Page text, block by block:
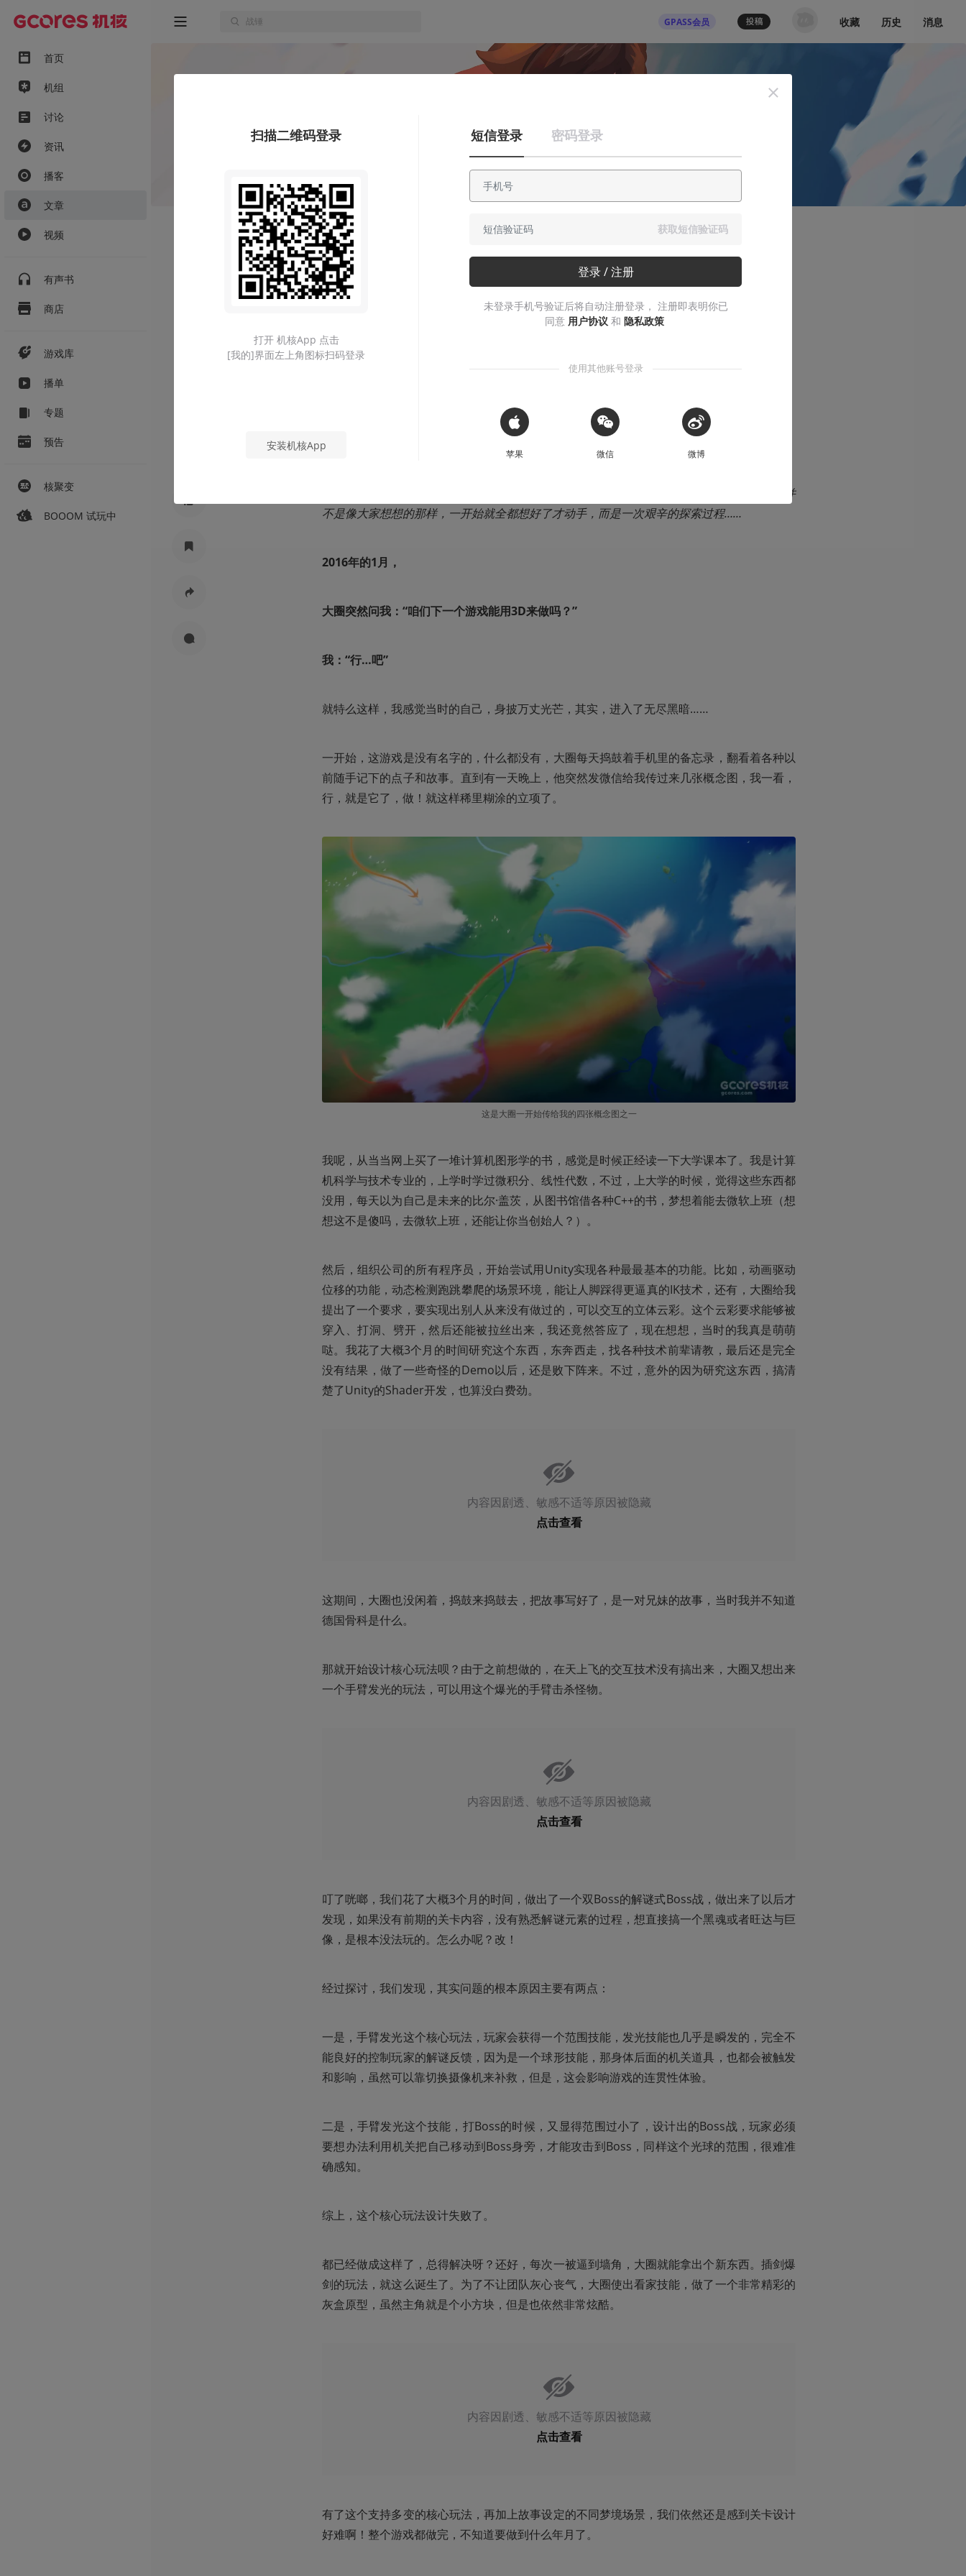
首页
机组
讨论
资讯
播客
文章
视频
有声书
商店
游戏库
播单
专题
预告
核聚变
BOOOM 试玩中
GPASS会员 收藏 历史 消息
创作笔记
《不可思议之梦蝶》快做完了，我要讲讲我们
都经历了什么（一）
探索，痛并快乐着。
本文系用户投稿，不代表机核网观点
引言：花了两年时间，《鲤》的开发团队天津队友游戏，又做出了一个新游戏。这个新游戏并
不是像大家想想的那样，一开始就全都想好了才动手，而是一次艰辛的探索过程……
2016年的1月，
大圈突然问我：“咱们下一个游戏能用3D来做吗？”
我：“行…吧”
就特么这样，我感觉当时的自己，身披万丈光芒，其实，进入了无尽黑暗……
一开始，这游戏是没有名字的，什么都没有，大圈每天捣鼓着手机里的备忘录，翻看着各种以
前随手记下的点子和故事。直到有一天晚上，他突然发微信给我传过来几张概念图，我一看，
行，就是它了，做！就这样稀里糊涂的立项了。
这是大圈一开始传给我的四张概念图之一
我呢，从当当网上买了一堆计算机图形学的书，感觉是时候正经读一下大学课本了。我是计算
机科学与技术专业的，上学时学过微积分、线性代数，不过，上大学的时候，觉得这些东西都
没用，每天以为自己是未来的比尔·盖茨，从图书馆借各种C++的书，梦想着能去微软上班（想
想这不是傻吗，去微软上班，还能让你当创始人？）。
然后，组织公司的所有程序员，开始尝试用Unity实现各种最最基本的功能。比如，动画驱动
位移的功能，动态检测跑跳攀爬的场景环境，能让人脚踩得更逼真的IK技术，还有，大圈给我
提出了一个要求，要实现出别人从来没有做过的，可以交互的立体云彩。这个云彩要求能够被
穿入、打洞、劈开，然后还能被拉丝出来，我还竟然答应了，现在想想，当时的我真是萌萌
哒。我花了大概3个月的时间研究这个东西，东奔西走，找各种技术前辈请教，最后还是完全
没有结果，做了一些奇怪的Demo以后，还是败下阵来。不过，意外的因为研究这东西，搞清
楚了Unity的Shader开发，也算没白费劲。
内容因剧透、敏感不适等原因被隐藏
点击查看
这期间，大圈也没闲着，捣鼓来捣鼓去，把故事写好了，是一对兄妹的故事，当时我并不知道
德国骨科是什么。
那就开始设计核心玩法呗？由于之前想做的，在天上飞的交互技术没有搞出来，大圈又想出来
一个手臂发光的玩法，可以用这个爆光的手臂击杀怪物。
内容因剧透、敏感不适等原因被隐藏
点击查看
叮了咣啷，我们花了大概3个月的时间，做出了一个双Boss的解谜式Boss战，做出来了以后才
发现，如果没有前期的关卡内容，没有熟悉解谜元素的过程，想直接搞一个黑魂或者旺达与巨
像，是根本没法玩的。怎么办呢？改！
经过探讨，我们发现，其实问题的根本原因主要有两点：
一是，手臂发光这个核心玩法，玩家会获得一个范围技能，发光技能也几乎是瞬发的，完全不
能良好的控制玩家的解谜反馈，因为是一个球形技能，那身体后面的机关道具，也都会被触发
和影响，虽然可以靠切换摄像机来补救，但是，这会影响游戏的连贯性体验。
二是，手臂发光这个技能，打Boss的时候，又显得范围过小了，设计出的Boss战，玩家必须
要想办法利用机关把自己移动到Boss身旁，才能攻击到Boss，同样这个光球的范围，很难准
确感知。
综上，这个核心玩法设计失败了。
都已经做成这样了，总得解决呀？还好，每次一被逼到墙角，大圈就能拿出个新东西。插剑爆
剑的玩法，就这么诞生了。为了不让团队灰心丧气，大圈使出看家技能，做了一个非常精彩的
灰盒原型，虽然主角就是个小方块，但是也依然非常炫酷。
内容因剧透、敏感不适等原因被隐藏
点击查看
有了这个支持多变的核心玩法，再加上故事设定的不同梦境场景，我们依然还是感到关卡设计
好难啊！整个游戏都做完，不知道要做到什么年月了。
扫描二维码登录
打开 机核App 点击
[我的]界面左上角图标扫码登录
安装机核App
短信登录 密码登录
获取短信验证码
登录 / 注册
未登录手机号验证后将自动注册登录， 注册即表明你已
同意 用户协议 和 隐私政策
使用其他账号登录
 Sign in with Apple
苹果 微信 微博